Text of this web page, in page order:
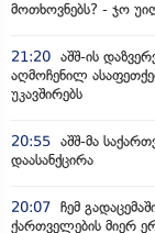
მოთხოვნებს? - ჯო
21:20 აშშ-ის
აღმოჩენილ
უკავშირებს
20:55 აშშ-მა
დაასანქცირა
20:07 ჩემ
ქართველების მიერ